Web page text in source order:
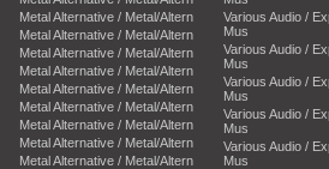
Metal Alternative / Metal/Altern
Metal Alternative / Metal/Altern
Metal Alternative / Metal/Altern
Metal Alternative / Metal/Altern
Metal Alternative / Metal/Altern
Metal Alternative / Metal/Altern
Metal Alternative / Metal/Altern
Metal Alternative / Metal/Altern
Metal Alternative / Metal/Altern
Various Audio /
Mus
Various Audio /
Mus
Various Audio /
Mus
Various Audio /
Mus
Various Audio /
Mus